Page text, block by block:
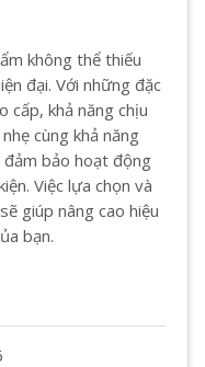
không thể thiếu
đại. Với những đặc
cấp, khả năng chịu
cùng khả năng
bảo hoạt động
Việc lựa chọn và
giúp nâng cao hiệu
bạn.